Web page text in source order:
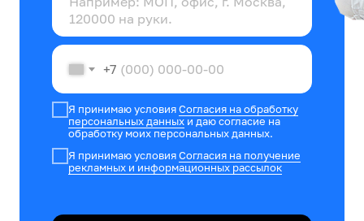
+7
Я принимаю условияСогласия на обработку
персональных данных и даю согласие на
обработку моих персональных данных.
Я принимаю условияСогласия на получение
рекламных и информационных рассылок